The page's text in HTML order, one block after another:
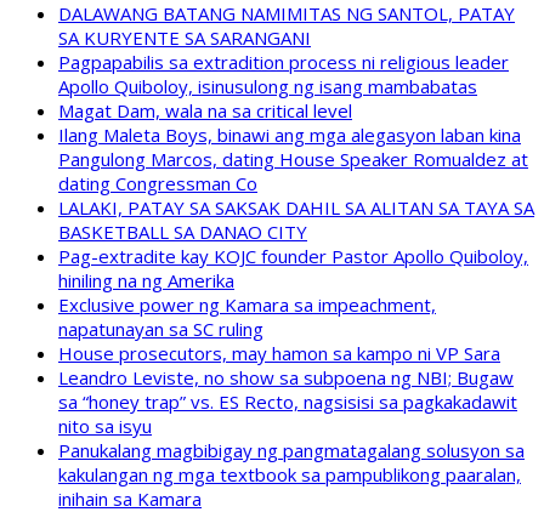
DALAWANG BATANG NAMIMITAS NG SANTOL, PATAY
SA KURYENTE SA SARANGANI
Pagpapabilis sa extradition process ni religious leader
Apollo Quiboloy, isinusulong ng isang mambabatas
Magat Dam, wala na sa critical level
Ilang Maleta Boys, binawi ang mga alegasyon laban kina
Pangulong Marcos, dating House Speaker Romualdez at
dating Congressman Co
LALAKI, PATAY SA SAKSAK DAHIL SA ALITAN SA TAYA SA
BASKETBALL SA DANAO CITY
Pag-extradite kay KOJC founder Pastor Apollo Quiboloy,
hiniling na ng Amerika
Exclusive power ng Kamara sa impeachment,
napatunayan sa SC ruling
House prosecutors, may hamon sa kampo ni VP Sara
Leandro Leviste, no show sa subpoena ng NBI; Bugaw
sa “honey trap” vs. ES Recto, nagsisisi sa pagkakadawit
nito sa isyu
Panukalang magbibigay ng pangmatagalang solusyon sa
kakulangan ng mga textbook sa pampublikong paaralan,
inihain sa Kamara